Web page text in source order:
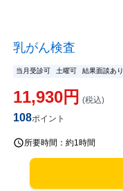
乳がん検査
当月受診可 土曜可 結果面談あり
11,930円 (税込)
108ポイント
所要時間： 約1時間